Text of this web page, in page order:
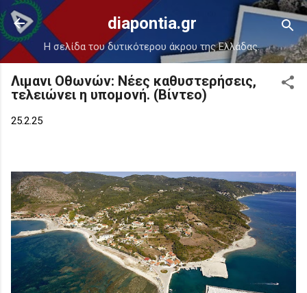
Μετάβαση στο κύριο περιεχόμενο
diapontia.gr
Η σελίδα του δυτικότερου άκρου της Ελλάδας.
Λιμανι Οθωνών: Νέες καθυστερήσεις,
τελειώνει η υπομονή. (Βίντεο)
25.2.25